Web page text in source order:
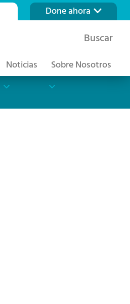
Buscar
Noticias Sobre Nosotros
Done ahora
Formas de dar